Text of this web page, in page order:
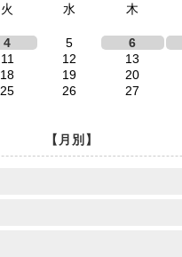
火 水 木
4 5 6
11 12 13
18 19 20
25 26 27
【月別】